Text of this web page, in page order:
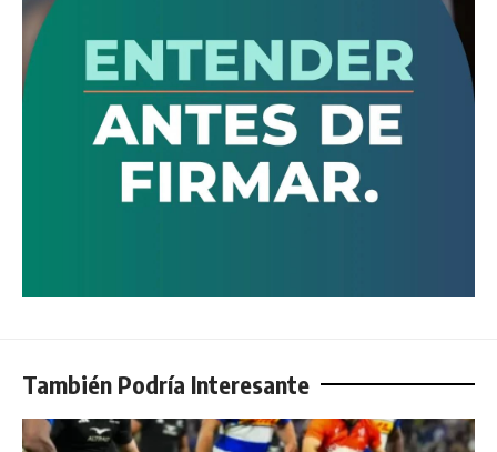
También Podría Interesante